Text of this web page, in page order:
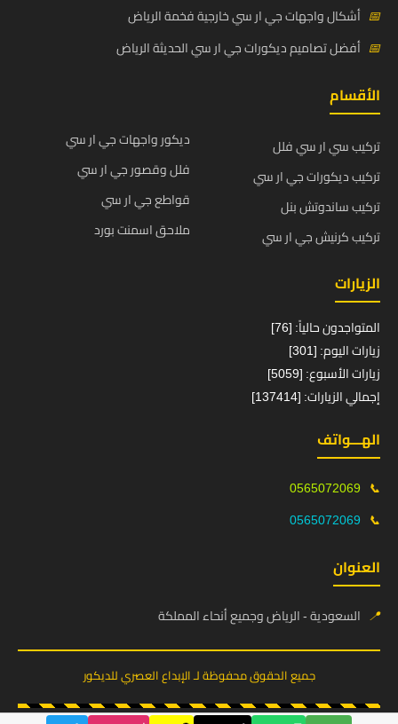
📅 أشكال واجهات جي ار سي خارجية فخمة الرياض
📅 أفضل تصاميم ديكورات جي ار سي الحديثة الرياض
الأقسام
تركيب سي ار سي فلل
تركيب ديكورات جي ار سي
تركيب ساندوتش بنل
تركيب كرنيش جي ار سي
ديكور واجهات جي ار سي
فلل وقصور جي ار سي
قواطع جي ار سي
ملاحق اسمنت بورد
الزيارات
المتواجدون حالياً: [76]
زيارات اليوم: [301]
زيارات الأسبوع: [5059]
إجمالي الزيارات: [137414]
الهـــواتف
📞
0565072069
📞
0565072069
العنوان
📍 السعودية - الرياض وجميع أنحاء المملكة
جميع الحقوق محفوظة لـ الإبداع العصري للديكور